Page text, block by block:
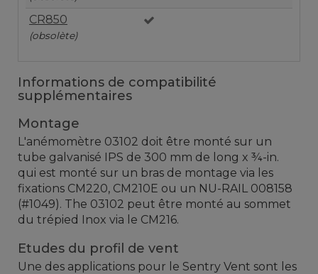
CR850
(obsolète)
Informations de compatibilité
supplémentaires
Montage
L'anémomètre 03102 doit être monté sur un
tube galvanisé IPS de 300 mm de long x ¾-in.
qui est monté sur un bras de montage via les
fixations CM220, CM210E ou un NU-RAIL 008158
(#1049). The 03102 peut être monté au sommet
du trépied Inox via le CM216.
Etudes du profil de vent
Une des applications pour le Sentry Vent sont les